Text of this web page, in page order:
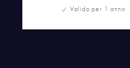
Valido per 1 anno